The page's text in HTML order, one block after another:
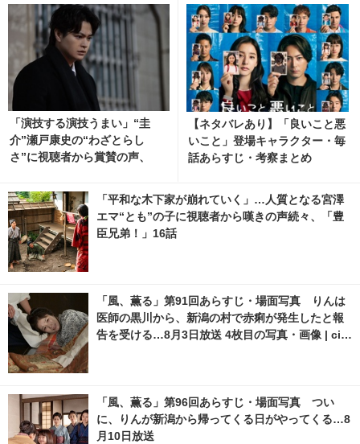
「演技する演技うまい」“圭
介”瀬戸康史の“わざとらし
さ”に視聴者から賞賛の声、
【ネタバレあり】「良いこと悪
いこと」登場キャラクター・毎
話あらすじ・考察まとめ
「平和な木下家が崩れていく」…人質となる宮澤
エマ“とも”の子に視聴者から嘆きの声続々、「豊
臣兄弟！」16話
「風、薫る」第91回あらすじ・場面写真 りんは
医師の黒川から、新潟の村で赤痢が発生したと報
告を受ける…8月3日放送 4枚目の写真・画像 | cin
「風、薫る」第96回あらすじ・場面写真 つい
に、りんが新潟から帰ってくる日がやってくる…8
月10日放送